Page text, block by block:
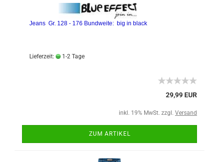
Jeans Gr. 128 - 176 Bundweite: big in black
Lieferzeit: 1-2 Tage
29,99 EUR
inkl. 19% MwSt. zzgl. Versand
ZUM ARTIKEL